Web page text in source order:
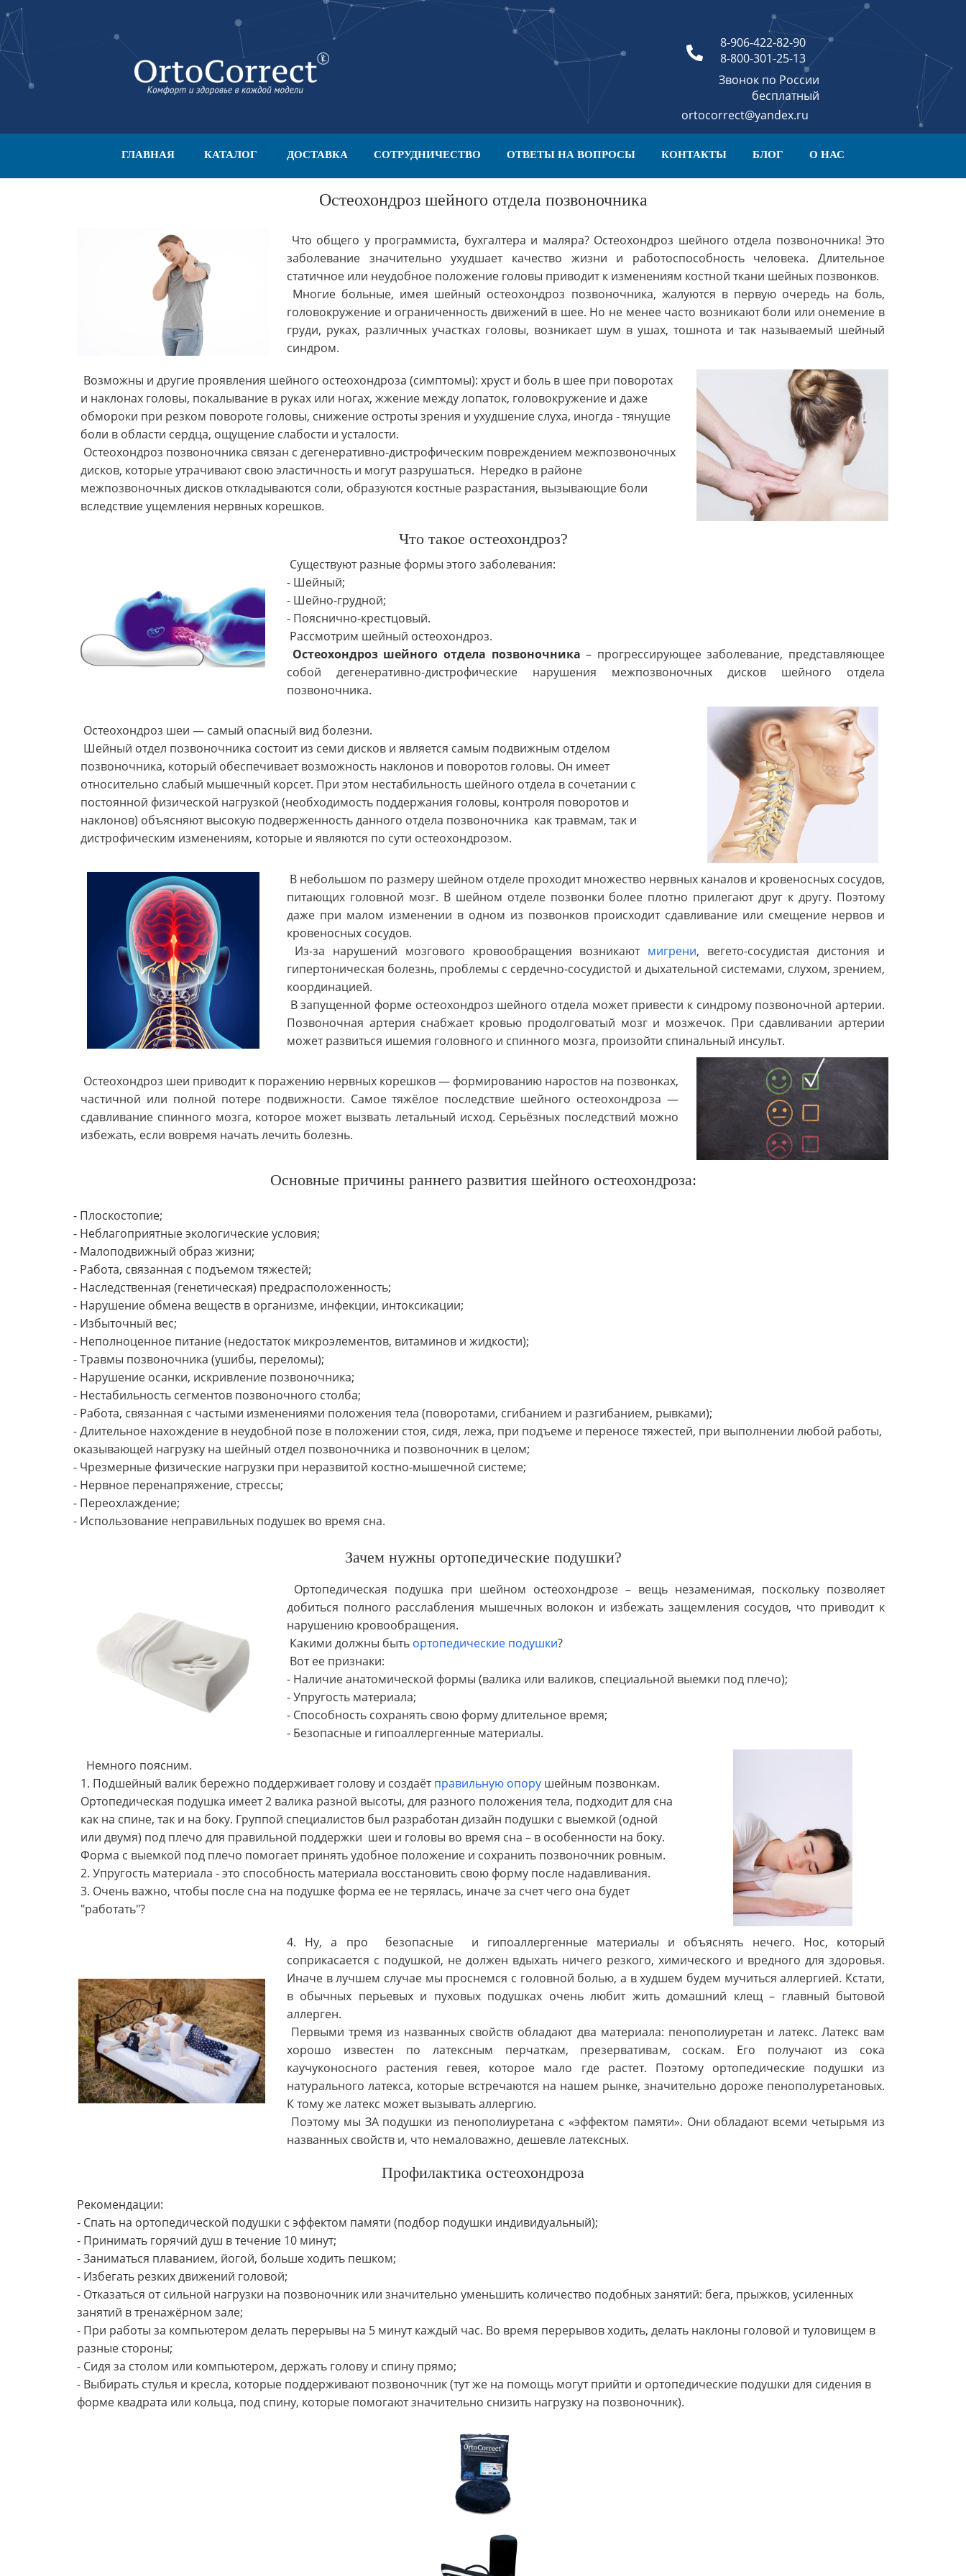
8-906-422-82-90
8-800-301-25-13
Звонок по России
бесплатный
ortocorrect@yandex.ru
ГЛАВНАЯ КАТАЛОГ ДОСТАВКА СОТРУДНИЧЕСТВО ОТВЕТЫ НА ВОПРОСЫ КОНТАКТЫ БЛОГ О НАС
Остеохондроз шейного отдела позвоночника
Что общего у программиста, бухгалтера и маляра? Остеохондроз шейного отдела позвоночника! Это
заболевание значительно ухудшает качество жизни и работоспособность человека. Длительное
статичное или неудобное положение головы приводит к изменениям костной ткани шейных позвонков.
Многие больные, имея шейный остеохондроз позвоночника, жалуются в первую очередь на боль,
головокружение и ограниченность движений в шее. Но не менее часто возникают боли или онемение в
груди, руках, различных участках головы, возникает шум в ушах, тошнота и так называемый шейный
синдром.
Возможны и другие проявления шейного остеохондроза (симптомы): хруст и боль в шее при поворотах
и наклонах головы, покалывание в руках или ногах, жжение между лопаток, головокружение и даже
обмороки при резком повороте головы, снижение остроты зрения и ухудшение слуха, иногда - тянущие
боли в области сердца, ощущение слабости и усталости.
Остеохондроз позвоночника связан с дегенеративно-дистрофическим повреждением межпозвоночных
дисков, которые утрачивают свою эластичность и могут разрушаться. Нередко в районе
межпозвоночных дисков откладываются соли, образуются костные разрастания, вызывающие боли
вследствие ущемления нервных корешков.
Что такое остеохондроз?
Существуют разные формы этого заболевания:
- Шейный;
- Шейно-грудной;
- Пояснично-крестцовый.
Рассмотрим шейный остеохондроз.
Остеохондроз шейного отдела позвоночника – прогрессирующее заболевание, представляющее
собой дегенеративно-дистрофические нарушения межпозвоночных дисков шейного отдела
позвоночника.
Остеохондроз шеи — самый опасный вид болезни.
Шейный отдел позвоночника состоит из семи дисков и является самым подвижным отделом
позвоночника, который обеспечивает возможность наклонов и поворотов головы. Он имеет
относительно слабый мышечный корсет. При этом нестабильность шейного отдела в сочетании с
постоянной физической нагрузкой (необходимость поддержания головы, контроля поворотов и
наклонов) объясняют высокую подверженность данного отдела позвоночника как травмам, так и
дистрофическим изменениям, которые и являются по сути остеохондрозом.
В небольшом по размеру шейном отделе проходит множество нервных каналов и кровеносных сосудов,
питающих головной мозг. В шейном отделе позвонки более плотно прилегают друг к другу. Поэтому
даже при малом изменении в одном из позвонков происходит сдавливание или смещение нервов и
кровеносных сосудов.
Из-за нарушений мозгового кровообращения возникают мигрени, вегето-сосудистая дистония и
гипертоническая болезнь, проблемы с сердечно-сосудистой и дыхательной системами, слухом, зрением,
координацией.
В запущенной форме остеохондроз шейного отдела может привести к синдрому позвоночной артерии.
Позвоночная артерия снабжает кровью продолговатый мозг и мозжечок. При сдавливании артерии
может развиться ишемия головного и спинного мозга, произойти спинальный инсульт.
Остеохондроз шеи приводит к поражению нервных корешков — формированию наростов на позвонках,
частичной или полной потере подвижности. Самое тяжёлое последствие шейного остеохондроза —
сдавливание спинного мозга, которое может вызвать летальный исход. Серьёзных последствий можно
избежать, если вовремя начать лечить болезнь.
Основные причины раннего развития шейного остеохондроза:
- Плоскостопие;
- Неблагоприятные экологические условия;
- Малоподвижный образ жизни;
- Работа, связанная с подъемом тяжестей;
- Наследственная (генетическая) предрасположенность;
- Нарушение обмена веществ в организме, инфекции, интоксикации;
- Избыточный вес;
- Неполноценное питание (недостаток микроэлементов, витаминов и жидкости);
- Травмы позвоночника (ушибы, переломы);
- Нарушение осанки, искривление позвоночника;
- Нестабильность сегментов позвоночного столба;
- Работа, связанная с частыми изменениями положения тела (поворотами, сгибанием и разгибанием, рывками);
- Длительное нахождение в неудобной позе в положении стоя, сидя, лежа, при подъеме и переносе тяжестей, при выполнении любой работы,
оказывающей нагрузку на шейный отдел позвоночника и позвоночник в целом;
- Чрезмерные физические нагрузки при неразвитой костно-мышечной системе;
- Нервное перенапряжение, стрессы;
- Переохлаждение;
- Использование неправильных подушек во время сна.
Зачем нужны ортопедические подушки?
Ортопедическая подушка при шейном остеохондрозе – вещь незаменимая, поскольку позволяет
добиться полного расслабления мышечных волокон и избежать защемления сосудов, что приводит к
нарушению кровообращения.
Какими должны быть ортопедические подушки?
Вот ее признаки:
- Наличие анатомической формы (валика или валиков, специальной выемки под плечо);
- Упругость материала;
- Способность сохранять свою форму длительное время;
- Безопасные и гипоаллергенные материалы.
Немного поясним.
1. Подшейный валик бережно поддерживает голову и создаётправильную опору шейным позвонкам.
Ортопедическая подушка имеет 2 валика разной высоты, для разного положения тела, подходит для сна
как на спине, так и на боку. Группой специалистов был разработан дизайн подушки с выемкой (одной
или двумя) под плечо для правильной поддержки шеи и головы во время сна – в особенности на боку.
Форма с выемкой под плечо помогает принять удобное положение и сохранить позвоночник ровным.
2. Упругость материала - это способность материала восстановить свою форму после надавливания.
3. Очень важно, чтобы после сна на подушке форма ее не терялась, иначе за счет чего она будет
"работать"?
4. Ну, а про безопасные
и гипоаллергенные материалы и объяснять нечего. Нос, который
соприкасается с подушкой, не должен вдыхать ничего резкого, химического и вредного для здоровья.
Иначе в лучшем случае мы проснемся с головной болью, а в худшем будем мучиться аллергией. Кстати,
в обычных перьевых и пуховых подушках очень любит жить домашний клещ – главный бытовой
аллерген.
Первыми тремя из названных свойств обладают два материала: пенополиуретан и латекс. Латекс вам
хорошо известен по латексным перчаткам, презервативам, соскам. Его получают из сока
каучуконосного растения гевея, которое мало где растет. Поэтому ортопедические подушки из
натурального латекса, которые встречаются на нашем рынке, значительно дороже пенополуретановых.
К тому же латекс может вызывать аллергию.
Поэтому мы ЗА подушки из пенополиуретана с «эффектом памяти». Они обладают всеми четырьмя из
названных свойств и, что немаловажно, дешевле латексных.
Профилактика остеохондроза
Рекомендации:
- Спать на ортопедической подушки с эффектом памяти (подбор подушки индивидуальный);
- Принимать горячий душ в течение 10 минут;
- Заниматься плаванием, йогой, больше ходить пешком;
- Избегать резких движений головой;
- Отказаться от сильной нагрузки на позвоночник или значительно уменьшить количество подобных занятий: бега, прыжков, усиленных
занятий в тренажёрном зале;
- При работы за компьютером делать перерывы на 5 минут каждый час. Во время перерывов ходить, делать наклоны головой и туловищем в
разные стороны;
- Сидя за столом или компьютером, держать голову и спину прямо;
- Выбирать стулья и кресла, которые поддерживают позвоночник (тут же на помощь могут прийти и ортопедические подушки для сидения в
форме квадрата или кольца, под спину, которые помогают значительно снизить нагрузку на позвоночник).